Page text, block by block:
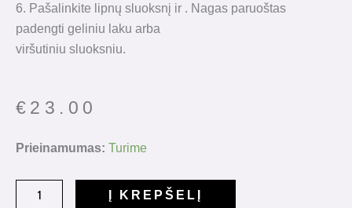
6. Pašalinkite lipnų sluoksnį ir . Nagas paruoštas
padengti geliniu laku arba
viršutiniu sluoksniu.
€ 23.00
Prieinamumas: Turime
produkto
Į KREPŠELĮ